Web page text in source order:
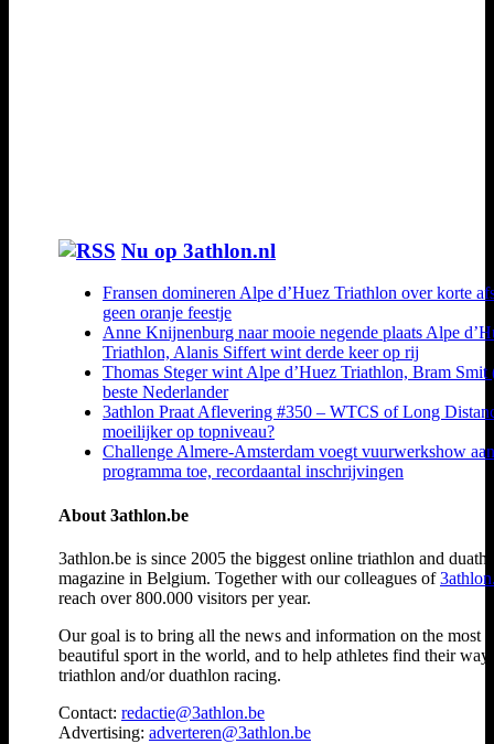
Nu op 3athlon.nl
Fransen domineren Alpe d’Huez Triathlon over korte
geen oranje feestje
Anne Knijnenburg naar mooie negende plaats Alpe
Triathlon, Alanis Siffert wint derde keer op rij
Thomas Steger wint Alpe d’Huez Triathlon, Bram Smit
beste Nederlander
3athlon Praat Aflevering #350 – WTCS of Long
moeilijker op topniveau?
Challenge Almere-Amsterdam voegt vuurwerkshow aan
programma toe, recordaantal inschrijvingen
About 3athlon.be
3athlon.be is since 2005 the biggest online triathlon and
magazine in Belgium. Together with our colleagues of
reach over 800.000 visitors per year.
Our goal is to bring all the news and information on the most
beautiful sport in the world, and to help athletes find their way
triathlon and/or duathlon racing.
Contact: redactie@3athlon.be
Advertising: adverteren@3athlon.be